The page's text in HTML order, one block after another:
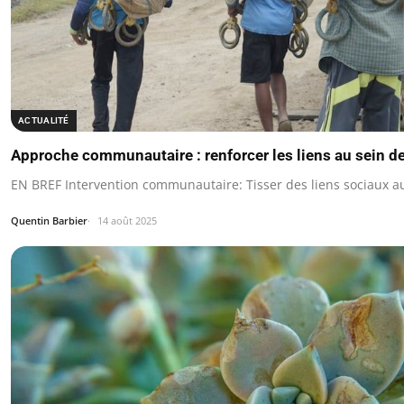
ACTUALITÉ
Approche communautaire : renforcer les liens au sein
EN BREF Intervention communautaire: Tisser des liens sociaux
Quentin Barbier 14 août 2025